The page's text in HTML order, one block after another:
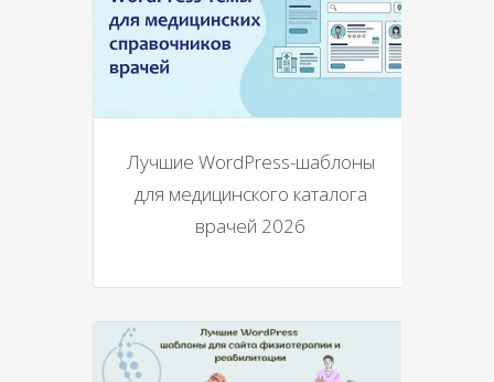
Лучшие WordPress-шаблоны
для медицинского каталога
врачей 2026